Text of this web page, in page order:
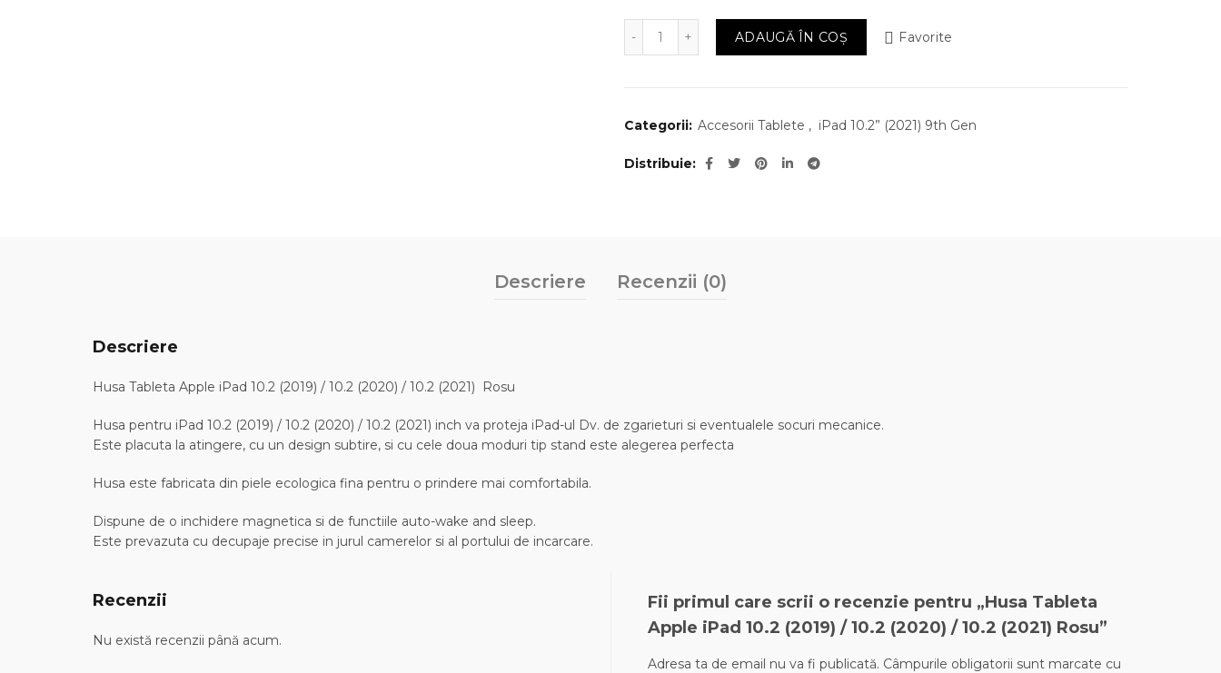
Cantitate Husa Tableta Apple iPad 10.2 (2019) / 10.2 (2020) / 10.2 (2021) Rosu
ADAUGĂ ÎN COȘ Favorite
Categorii: Accesorii Tablete , iPad 10.2” (2021) 9th Gen
Distribuie
Descriere Recenzii (0)
Descriere
Husa Tableta Apple iPad 10.2 (2019) / 10.2 (2020) / 10.2 (2021) Rosu
Husa pentru iPad 10.2 (2019) / 10.2 (2020) / 10.2 (2021) inch va proteja iPad-ul Dv. de zgarieturi si eventualele socuri mecanice.
Este placuta la atingere, cu un design subtire, si cu cele doua moduri tip stand este alegerea perfecta
Husa este fabricata din piele ecologica fina pentru o prindere mai comfortabila.
Dispune de o inchidere magnetica si de functiile auto-wake and sleep.
Este prevazuta cu decupaje precise in jurul camerelor si al portului de incarcare.
Recenzii
Nu există recenzii până acum.
Fii primul care scrii o recenzie pentru „Husa Tableta
Apple iPad 10.2 (2019) / 10.2 (2020) / 10.2 (2021) Rosu”
Adresa ta de email nu va fi publicată. Câmpurile obligatorii sunt marcate cu